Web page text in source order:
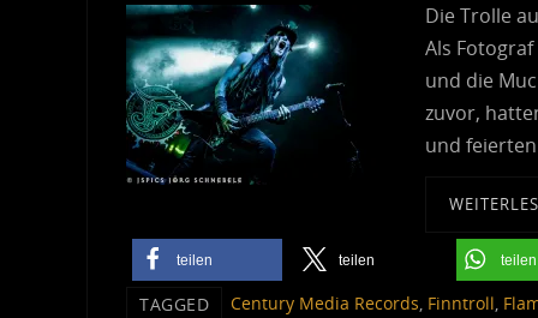
Die Trolle
Als
und die
zuvor,
und
teilen teilen teilen
TAGGED Century Media Records, Finntroll,